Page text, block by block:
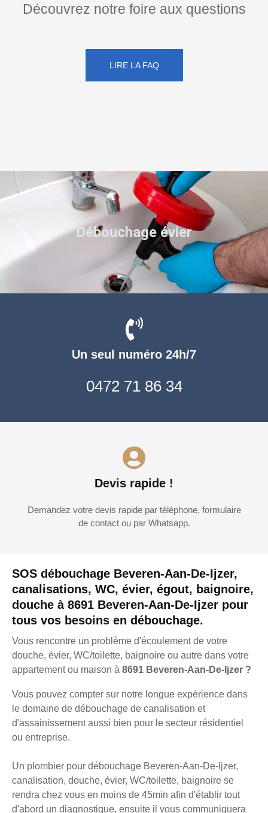
Découvrez notre foire aux questions
LIRE LA FAQ
SOS débouchage Beveren-Aan-De-Ijzer,
canalisations, WC, évier, égout, baignoire,
douche à 8691 Beveren-Aan-De-Ijzer pour
tous vos besoins en débouchage.
Vous rencontre un problème d'écoulement de votre
douche, évier, WC/toilette, baignoire ou autre dans votre
appartement ou maison à 8691 Beveren-Aan-De-Ijzer ?
Vous pouvez compter sur notre longue expérience dans
le domaine de débouchage de canalisation et
d'assainissement aussi bien pour le secteur résidentiel
ou entreprise.
Un plombier pour débouchage Beveren-Aan-De-Ijzer,
canalisation, douche, évier, WC/toilette, baignoire se
rendra chez vous en moins de 45min afin d'établir tout
d'abord un diagnostique, ensuite il vous communiquera
Un seul numéro 24h/7
0472 71 86 34
Devis rapide !
Demandez votre devis rapide par téléphone, formulaire
de contact ou par Whatsapp.
Débouchage évier